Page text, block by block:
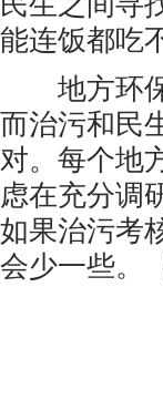
能连饭都吃
地方环保
而治污和民
对。每个地
虑在充分调
如果治污考
会少一些。